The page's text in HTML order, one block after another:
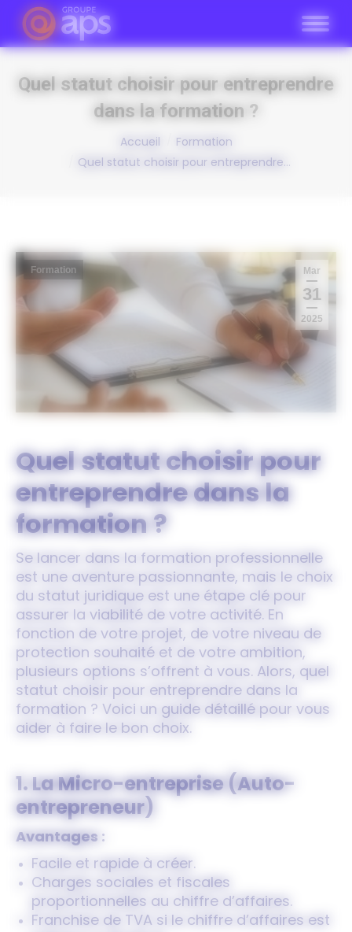
Quel statut choisir pour entreprendre
dans la formation ?
Accueil
Formation
Quel statut choisir pour entreprendre…
Mar
31
2025
Formation
Quel statut choisir pour
entreprendre dans la
formation ?
Se lancer dans la formation professionnelle
est une aventure passionnante, mais le choix
du statut juridique est une étape clé pour
assurer la viabilité de votre activité. En
fonction de votre projet, de votre niveau de
protection souhaité et de votre ambition,
plusieurs options s’offrent à vous. Alors, quel
statut choisir pour entreprendre dans la
formation ? Voici un guide détaillé pour vous
aider à faire le bon choix.
1. La Micro-entreprise (Auto-
entrepreneur)
Avantages :
Facile et rapide à créer.
Charges sociales et fiscales
proportionnelles au chiffre d’affaires.
Franchise de TVA si le chiffre d’affaires est
Panneau de gestion des cookies